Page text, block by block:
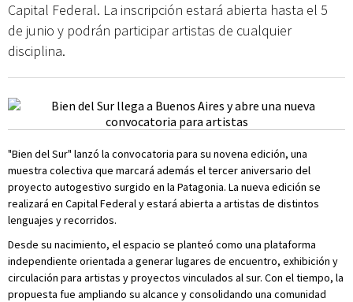
Capital Federal. La inscripción estará abierta hasta el 5
de junio y podrán participar artistas de cualquier
disciplina.
"Bien del Sur" lanzó la convocatoria para su novena edición, una
muestra colectiva que marcará además el tercer aniversario del
proyecto autogestivo surgido en la Patagonia. La nueva edición se
realizará en Capital Federal y estará abierta a artistas de distintos
lenguajes y recorridos.
Desde su nacimiento, el espacio se planteó como una plataforma
independiente orientada a generar lugares de encuentro, exhibición y
circulación para artistas y proyectos vinculados al sur. Con el tiempo, la
propuesta fue ampliando su alcance y consolidando una comunidad